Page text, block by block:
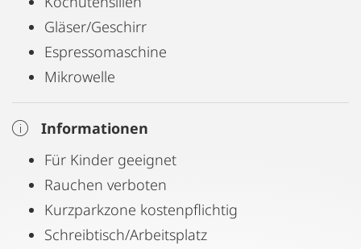
Gläser/Geschirr
Espressomaschine
Mikrowelle
Informationen
Für Kinder geeignet
Rauchen verboten
Kurzparkzone kostenpflichtig
Schreibtisch/Arbeitsplatz